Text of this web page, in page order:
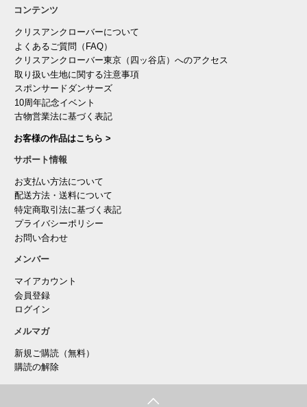
コンテンツ
クリスアンクローバーについて
よくあるご質問（FAQ）
クリスアンクローバー東京（四ッ谷店）へのアクセス
取り扱い生地に関する注意事項
スポンサードダンサーズ
10周年記念イベント
古物営業法に基づく表記
お客様の作品はこちら >
サポート情報
お支払い方法について
配送方法・送料について
特定商取引法に基づく表記
プライバシーポリシー
お問い合わせ
メンバー
マイアカウント
会員登録
ログイン
メルマガ
新規ご購読（無料）
購読の解除